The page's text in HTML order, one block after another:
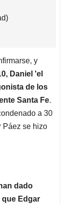
y
Daniel 'el
de los
Santa Fe.
a 30
Páez se hizo
dado
Edgar